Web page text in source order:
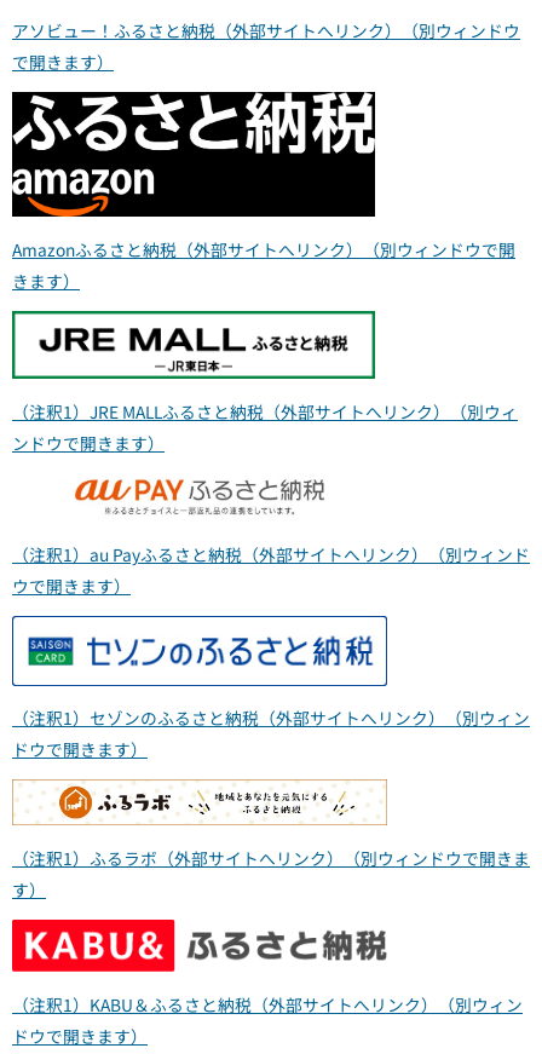
アソビュー！ふるさと納税（外部サイトへリンク）（別ウィンドウ
で開きます）
Amazonふるさと納税（外部サイトへリンク）（別ウィンドウで開
きます）
（注釈1）JRE MALLふるさと納税（外部サイトへリンク）（別ウィ
ンドウで開きます）
（注釈1）au Payふるさと納税（外部サイトへリンク）（別ウィンド
ウで開きます）
（注釈1）セゾンのふるさと納税（外部サイトへリンク）（別ウィン
ドウで開きます）
（注釈1）ふるラボ（外部サイトへリンク）（別ウィンドウで開きま
す）
（注釈1）KABU＆ふるさと納税（外部サイトへリンク）（別ウィン
ドウで開きます）